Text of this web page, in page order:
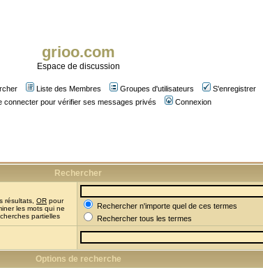
grioo.com
Espace de discussion
Liste des Membres Groupes d'utilisateurs
S'enregistrer
connecter pour vérifier ses messages privés Connexion
Rechercher
résultats, OR pour
les mots qui ne
partielles
Rechercher n'importe quel de ces termes
Rechercher tous les termes
Options de recherche